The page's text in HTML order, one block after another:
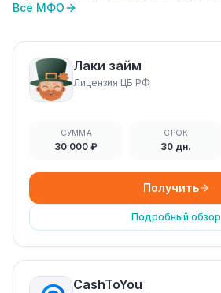
Все МФО
Лаки займ
Лицензия ЦБ РФ
СУММА
30 000 ₽
СРОК
30 дн.
Получить
Подробный обзор
CashToYou